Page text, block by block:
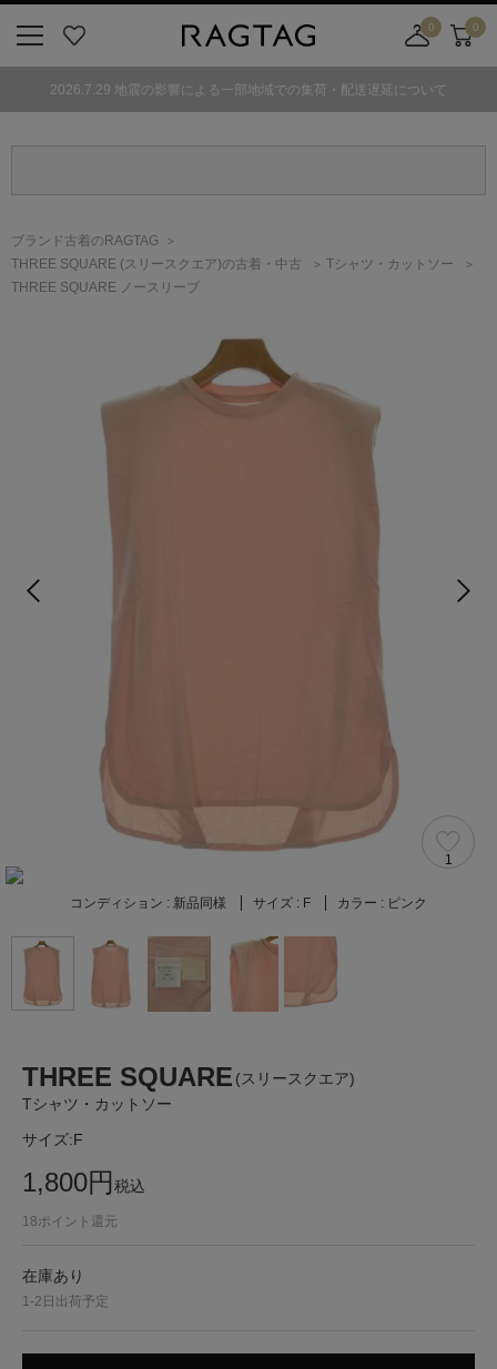
気
0
舗
カ
0
2026.7.29 地震の影響による一部地域での集荷・配送遅延について
ブランド古着のRAGTAG
THREE SQUARE (スリースクエア)の古着・中古
Tシャツ・カットソー
THREE SQUARE ノースリーブ
1
コンディション : 新品同様 サイズ : F カラー : ピンク
THREE SQUARE (スリースクエア)
Tシャツ・カットソー
サイズ:F
1,800円税込
18ポイント還元
在庫あり
1-2日出荷予定